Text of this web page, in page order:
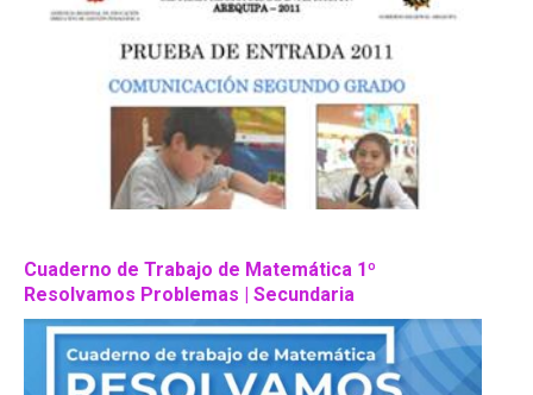
Cuaderno de Trabajo de Matemática 1º
Resolvamos Problemas | Secundaria